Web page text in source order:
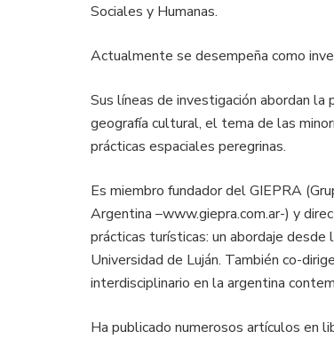
Sociales y Humanas.
Actualmente se desempeña como
Sus líneas de investigación abordan
geografía cultural, el tema de las
prácticas espaciales peregrinas.
Es miembro fundador del GIEPRA
Argentina –www.giepra.com.ar-) y
prácticas turísticas: un abordaje
Universidad de Luján. También co-
interdisciplinario en la argentina
Ha publicado numerosos artículos en